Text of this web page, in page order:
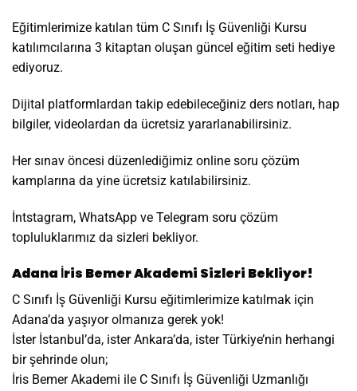
Eğitimlerimize katılan tüm C Sınıfı İş Güvenliği Kursu
katılımcılarına 3 kitaptan oluşan güncel eğitim seti hediye
ediyoruz.
Dijital platformlardan takip edebileceğiniz ders notları, hap
bilgiler, videolardan da ücretsiz yararlanabilirsiniz.
Her sınav öncesi düzenlediğimiz online soru çözüm
kamplarına da yine ücretsiz katılabilirsiniz.
İntstagram, WhatsApp ve Telegram soru çözüm
topluluklarımız da sizleri bekliyor.
Adana İris Bemer Akademi Sizleri Bekliyor!
C Sınıfı İş Güvenliği Kursu eğitimlerimize katılmak için
Adana’da yaşıyor olmanıza gerek yok!
İster İstanbul’da, ister Ankara’da, ister Türkiye’nin herhangi
bir şehrinde olun;
İris Bemer Akademi ile C Sınıfı İş Güvenliği Uzmanlığı